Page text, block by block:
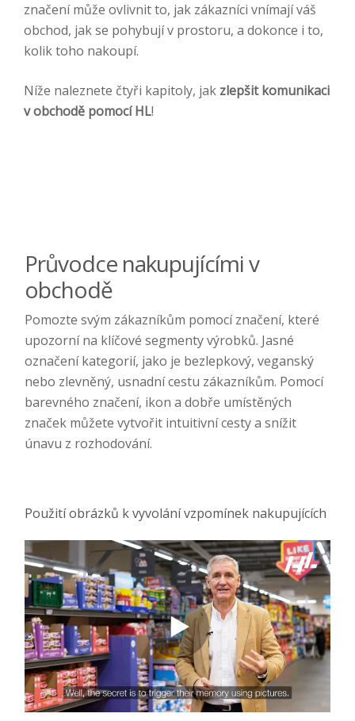
značení může ovlivnit to, jak zákazníci vnímají váš
obchod, jak se pohybují v prostoru, a dokonce i to,
kolik toho nakoupí.
Níže naleznete čtyři kapitoly, jak zlepšit komunikaci
v obchodě pomocí HL!
Průvodce nakupujícími v
obchodě
Pomozte svým zákazníkům pomocí značení, které
upozorní na klíčové segmenty výrobků. Jasné
označení kategorií, jako je bezlepkový, veganský
nebo zlevněný, usnadní cestu zákazníkům. Pomocí
barevného značení, ikon a dobře umístěných
značek můžete vytvořit intuitivní cesty a snížit
únavu z rozhodování.
Použití obrázků k vyvolání vzpomínek nakupujících